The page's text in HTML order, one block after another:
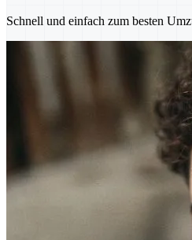
Schnell und einfach zum besten